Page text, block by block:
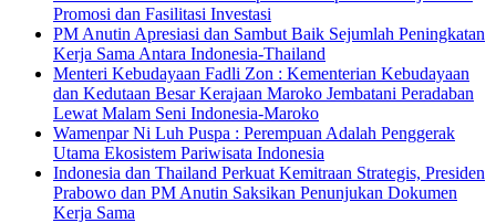
Promosi dan Fasilitasi Investasi
PM Anutin Apresiasi dan Sambut Baik Sejumlah Peningkatan
Kerja Sama Antara Indonesia-Thailand
Menteri Kebudayaan Fadli Zon : Kementerian Kebudayaan
dan Kedutaan Besar Kerajaan Maroko Jembatani Peradaban
Lewat Malam Seni Indonesia-Maroko
Wamenpar Ni Luh Puspa : Perempuan Adalah Penggerak
Utama Ekosistem Pariwisata Indonesia
Indonesia dan Thailand Perkuat Kemitraan Strategis, Presiden
Prabowo dan PM Anutin Saksikan Penunjukan Dokumen
Kerja Sama